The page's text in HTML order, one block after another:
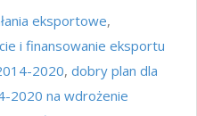
eksportowe,
i finansowanie eksportu
2020, dobry plan dla
2020 na wdrożenie